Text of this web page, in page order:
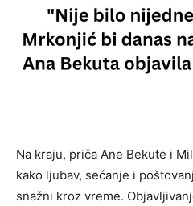
Na kraju, priča Ane Bekute i
kako ljubav, sećanje i
snažni kroz vreme.